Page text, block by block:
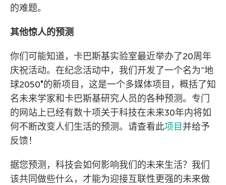
的难题。
其他惊人的预测
你们可能知道，卡巴斯基实验室最近举办了20周年
庆祝活动。在纪念活动中，我们开发了一个名为”地
球2050″的新项目，这是一个多媒体项目，概括了知
名未来学家和卡巴斯基研究人员的各种预测。专门
的网站上已经有数十项关于科技在未来30年内将如
何不断改变人们生活的预测。请查看此项目 并给予
反馈！
据您预测，科技会如何影响我们的未来生活？我们
该共同做些什么，才能为迎接互联性更强的未来做